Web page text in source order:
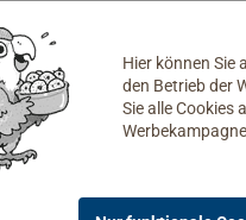
z. B. von Brennstoff-
Ventil - ein Schaltkabel
Hier können Sie
den Betrieb der
Sie alle Cookies